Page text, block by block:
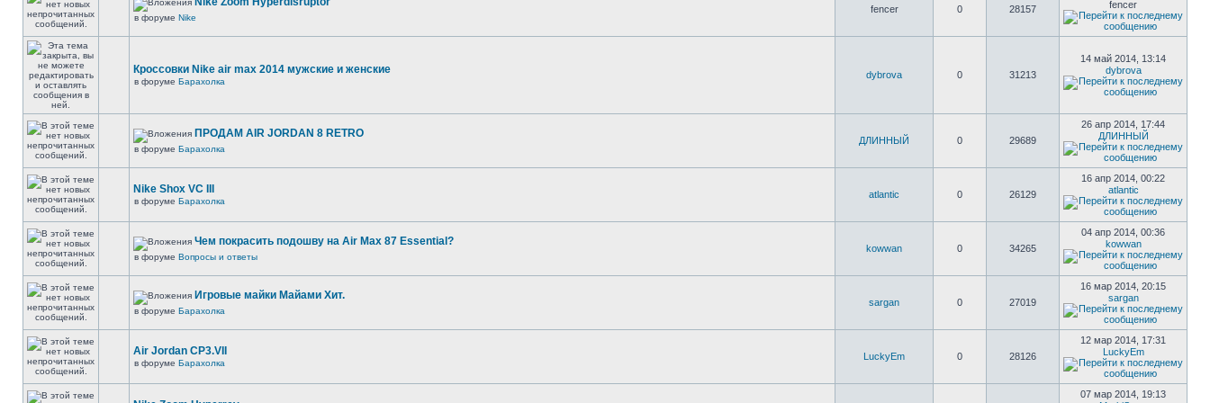
в форуме Nike
fencer 0 28157
fencer
Кроссовки Nike air max 2014 мужские и женские
в форуме Барахолка
dybrova 0 31213
14 май 2014, 13:14
dybrova
ПРОДАМ AIR JORDAN 8 RETRO
в форуме Барахолка
ДЛИННЫЙ 0 29689
26 апр 2014, 17:44
ДЛИННЫЙ
Nike Shox VC III
в форуме Барахолка
atlantic 0 26129
16 апр 2014, 00:22
atlantic
Чем покрасить подошву на Air Max 87 Essential?
в форуме Вопросы и ответы
kowwan 0 34265
04 апр 2014, 00:36
kowwan
Игровые майки Майами Хит.
в форуме Барахолка
sargan 0 27019
16 мар 2014, 20:15
sargan
Air Jordan CP3.VII
в форуме Барахолка
LuckyEm 0 28126
12 мар 2014, 17:31
LuckyEm
07 мар 2014, 19:13